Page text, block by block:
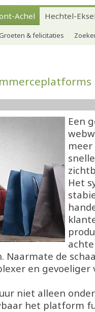
Achel Hechtel-
& felicitaties
Een
Het
Naarmate de
en gevoeliger
niet alleen
het platform